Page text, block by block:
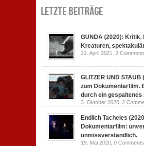
Letzte Beiträge
GUNDA (2020): Kritik.
Kreaturen,
21. April 2021, 2
GLITZER UND
zum Dokumentarfilm.
durch ein gespaltenes
3. Oktober 2020, 2
Endlich Tacheles
Dokumentarfilm:
unmissverständlich.
19. Mai 2020, 0 Comments